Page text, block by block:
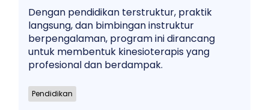
Dengan pendidikan terstruktur, praktik
langsung, dan bimbingan instruktur
berpengalaman, program ini dirancang
untuk membentuk kinesioterapis yang
profesional dan berdampak.
Pendidikan